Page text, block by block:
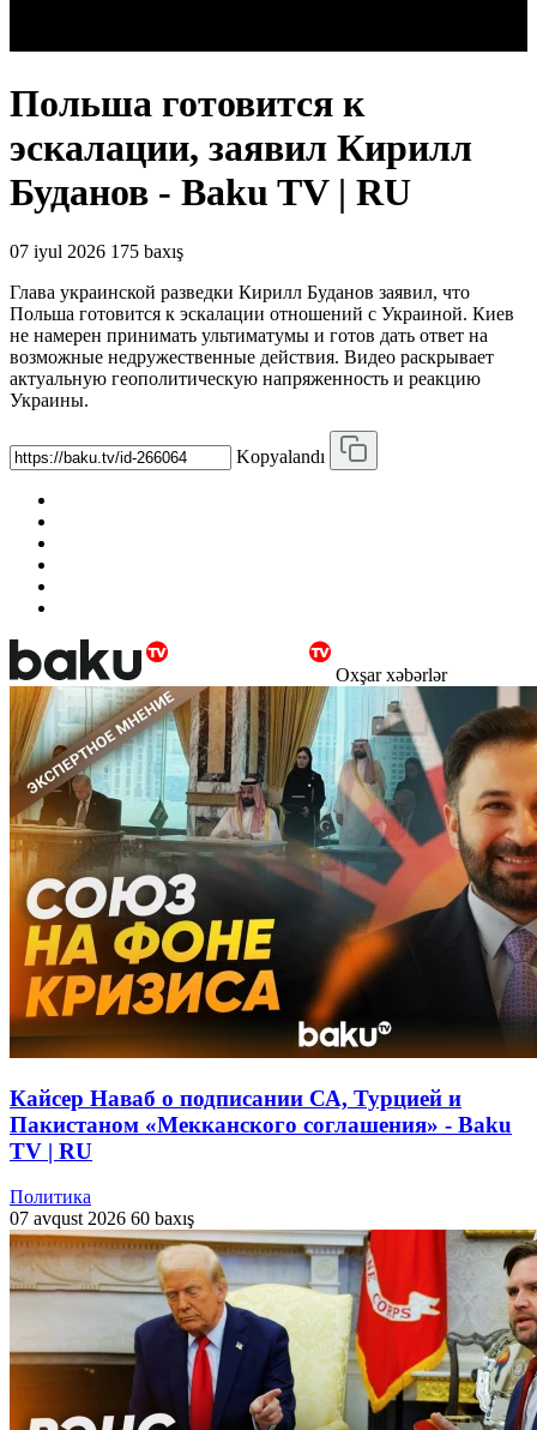
Польша готовится к
эскалации, заявил Кирилл
Буданов - Baku TV | RU
07 iyul 2026 175 baxış
Глава украинской разведки Кирилл Буданов заявил, что
Польша готовится к эскалации отношений с Украиной. Киев
не намерен принимать ультиматумы и готов дать ответ на
возможные недружественные действия. Видео раскрывает
актуальную геополитическую напряженность и реакцию
Украины.
Kopyalandı
Oxşar xəbərlər
Кайсер Наваб о подписании СА, Турцией и
Пакистаном «Мекканского соглашения» - Baku
TV | RU
Политика
07 avqust 2026 60 baxış